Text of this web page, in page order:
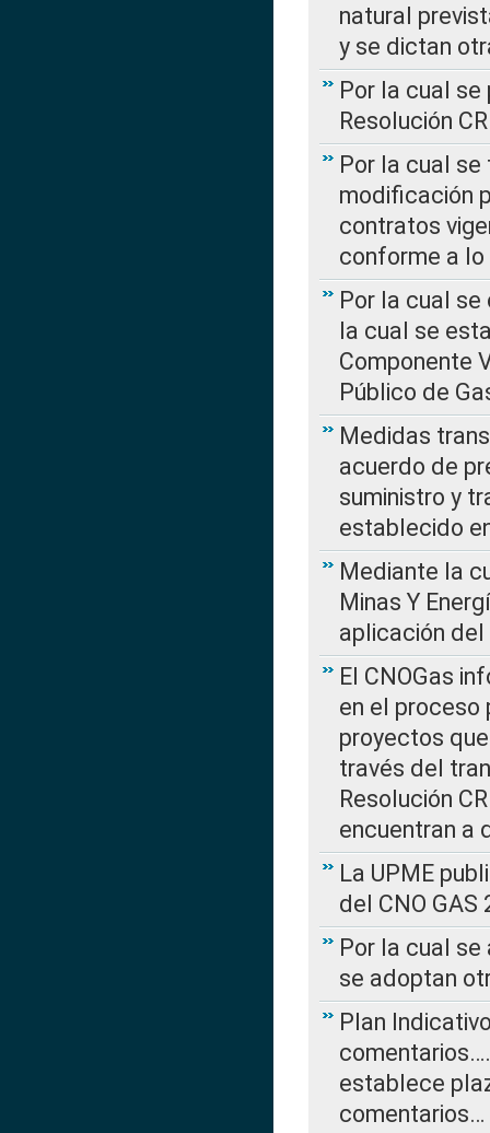
natural
y se dictan
Por la cual
Resolución
Por la cual
modificación
contratos
conforme a lo
Por la cual se
la cual se
Componente
Público de
Medidas
acuerdo de
suministro y
establecido
Mediante la
Minas Y
aplicación
El CNOGas
en el proceso
proyectos
través del
Resolución
encuentran a
La UPME
del CNO
Por la cual
se adoptan
Plan
establece
comentarios…